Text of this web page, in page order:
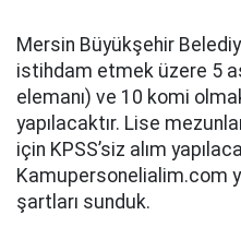
Mersin Büyükşehir
istihdam etmek üzere 5
elemanı) ve 10 komi
yapılacaktır. Lise
için KPSS’siz alım
Kamupersonelialim.com
şartları sunduk.